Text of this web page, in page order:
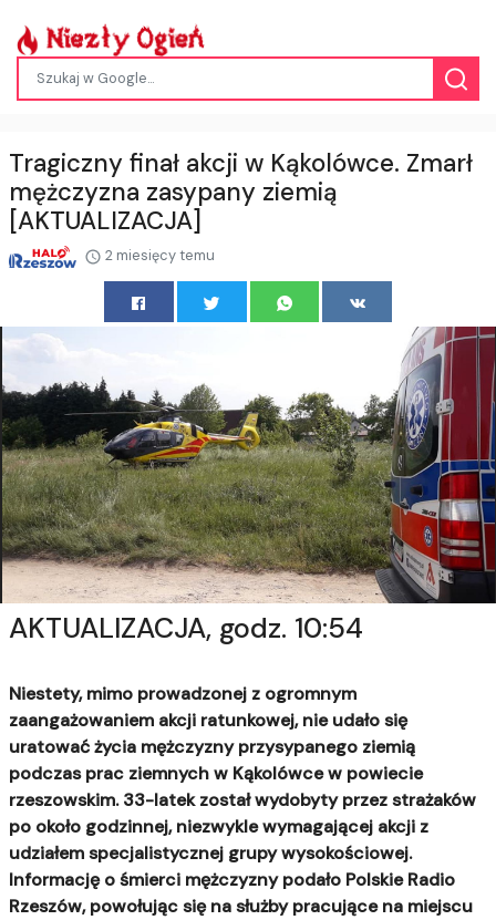
Tragiczny finał akcji w Kąkolówce. Zmarł
mężczyzna zasypany ziemią
[AKTUALIZACJA]
2 miesięcy temu
AKTUALIZACJA, godz. 10:54
Niestety, mimo prowadzonej z ogromnym
zaangażowaniem akcji ratunkowej, nie udało się
uratować życia mężczyzny przysypanego ziemią
podczas prac ziemnych w Kąkolówce w powiecie
rzeszowskim. 33-latek został wydobyty przez strażaków
po około godzinnej, niezwykle wymagającej akcji z
udziałem specjalistycznej grupy wysokościowej.
Informację o śmierci mężczyzny podało Polskie Radio
Rzeszów, powołując się na służby pracujące na miejscu